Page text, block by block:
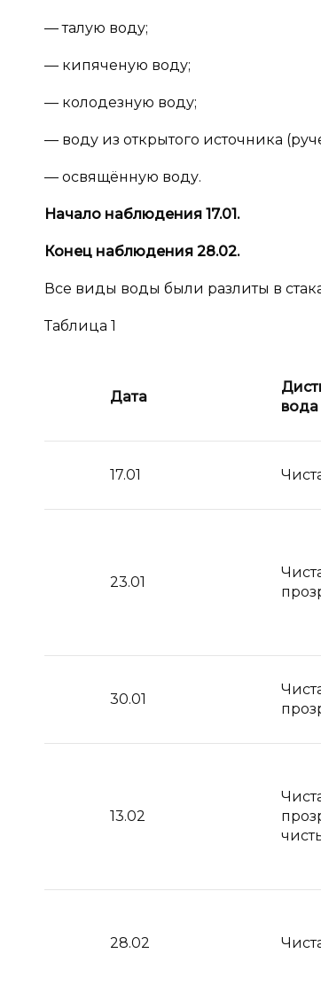
— талую воду;
— кипяченую воду;
— колодезную воду;
— воду из открытого источника
— освящённую воду.
Начало наблюдения 17.01.
Конец наблюдения 28.02.
Все виды воды были разлиты в
Таблица 1
Дата
вода
17.01
23.01
30.01
13.02
28.02